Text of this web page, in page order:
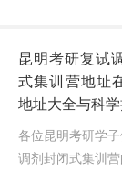
昆明考研复试
式集训营地址
地址大全与科
各位昆明考研学
调剂封闭式集训营